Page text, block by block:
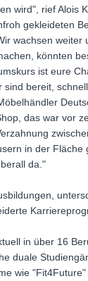
wird", rief Alois
gekleideten
wachsen weiter
könnten
ist eure
sind bereit,
das war vor
in der Fläche
da."
in über 16
duale
wie